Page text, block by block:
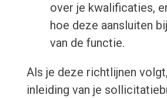
over je kwalificaties,
hoe deze aansluiten
van de functie.
Als je deze richtlijnen
inleiding van je